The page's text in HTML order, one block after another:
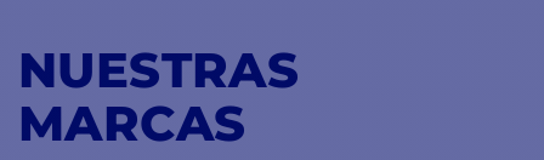
NUESTRAS
MARCAS